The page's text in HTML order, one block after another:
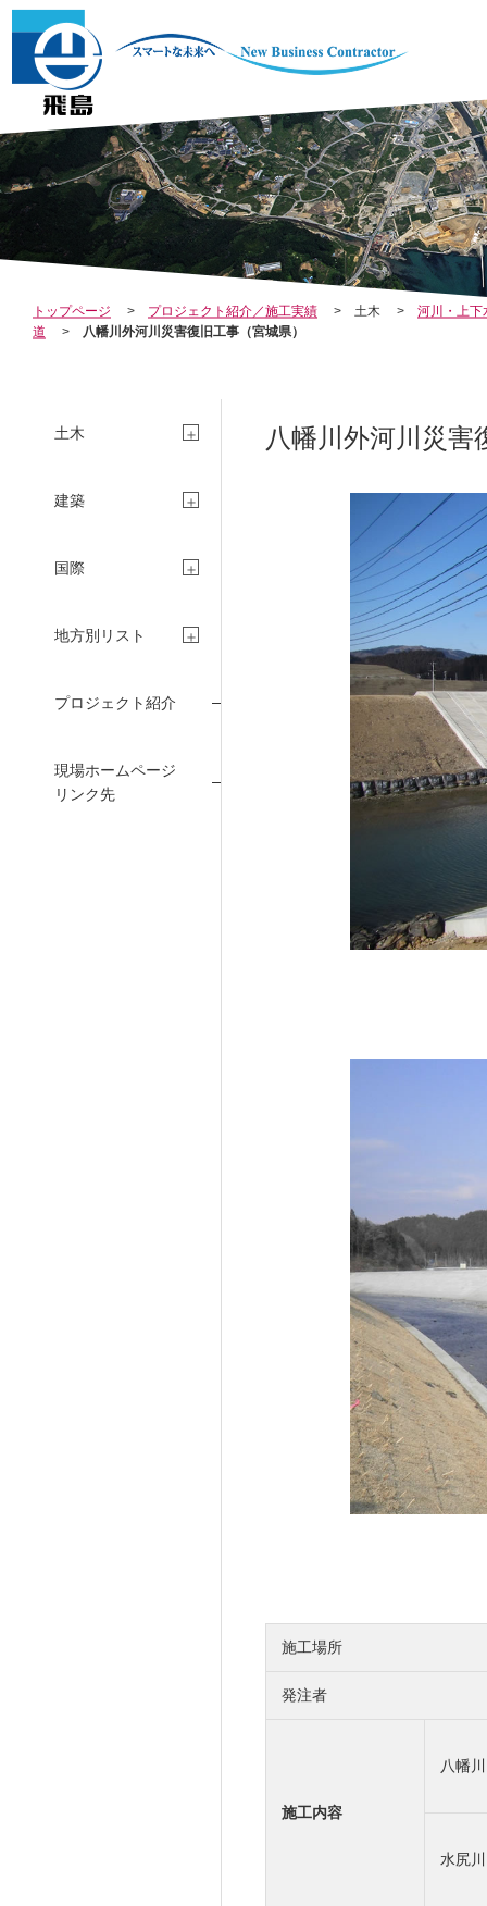
COMPA
NY
株主・投資家
採用情報
RESULT
トップページ プロジェクト紹介／施工実績 土木
河川・上下
道
八幡川外河川災害復旧工事（宮城県）
八幡川外河川災害
施工場所
発注者
施工内容
八幡川
水尻川
土木
建築
国際
地方別リスト
プロジェクト紹介
現場ホームページ
リンク先